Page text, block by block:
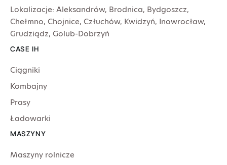
Lokalizacje: Aleksandrów, Brodnica, Bydgoszcz,
Chełmno, Chojnice, Człuchów, Kwidzyń, Inowrocław,
Grudziądz, Golub-Dobrzyń
CASE IH
Ciągniki
Kombajny
Prasy
Ładowarki
MASZYNY
Maszyny rolnicze